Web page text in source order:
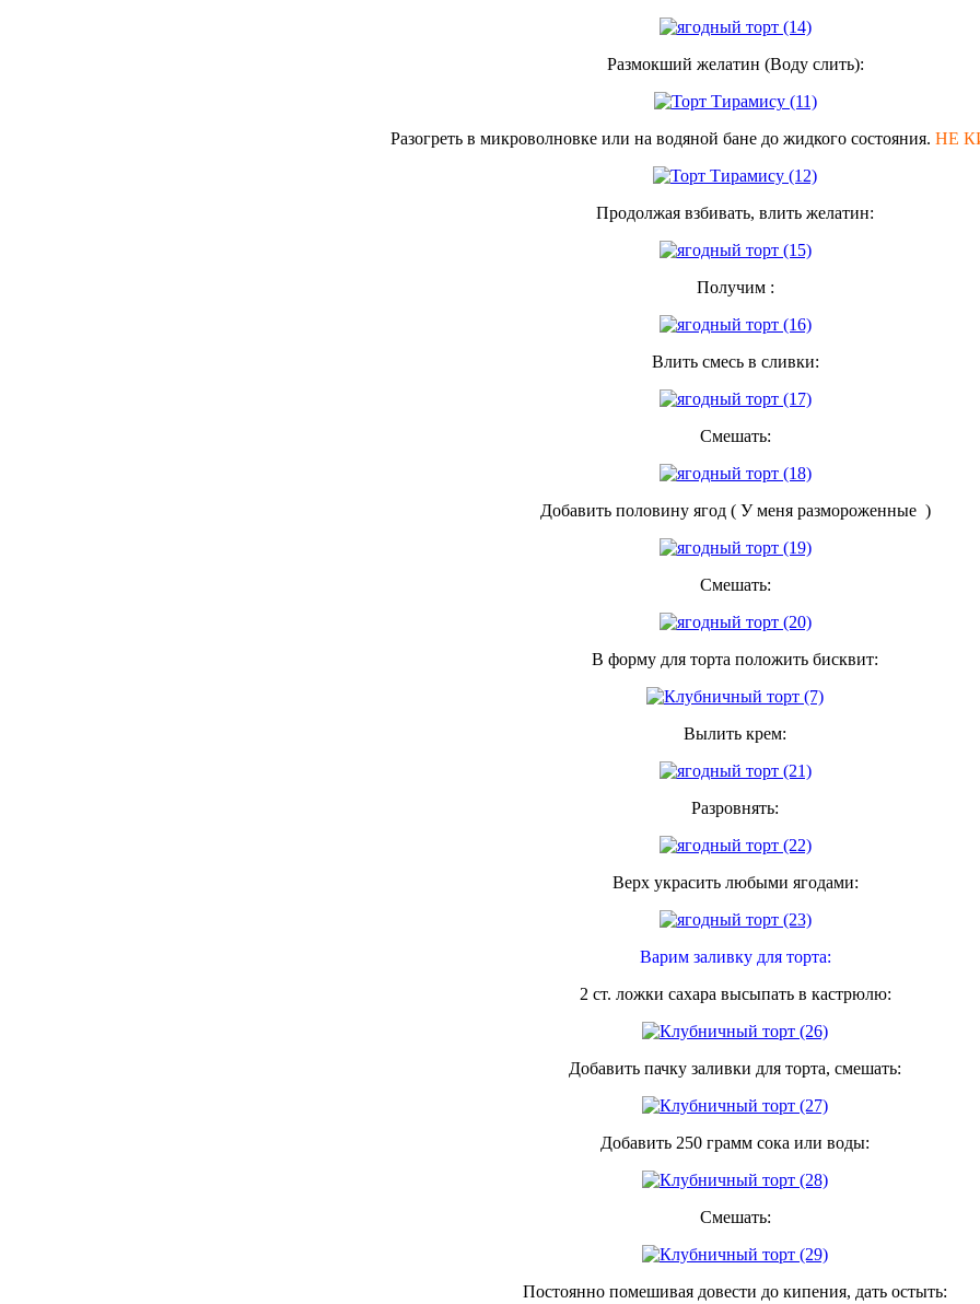
Размокший желатин (Воду слить):
Разогреть в микроволновке или на водяной бане до жидкого состояния. НЕ
Продолжая взбивать, влить желатин:
Получим :
Влить смесь в сливки:
Смешать:
Добавить половину ягод ( У меня размороженные )
Смешать:
В форму для торта положить бисквит:
Вылить крем:
Разровнять:
Верх украсить любыми ягодами:
Варим заливку для торта:
2 ст. ложки сахара высыпать в кастрюлю:
Добавить пачку заливки для торта, смешать:
Добавить 250 грамм сока или воды:
Смешать:
Постоянно помешивая довести до кипения, дать остыть: